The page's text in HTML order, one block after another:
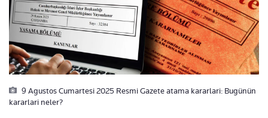
9 Agustos Cumartesi 2025 Resmi Gazete atama kararlari: Bugünün
kararlari neler?